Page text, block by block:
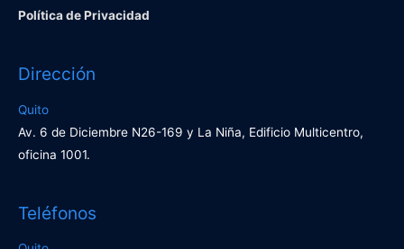
Política de Privacidad
Dirección
Quito
Av. 6 de Diciembre N26-169 y La Niña, Edificio Multicentro,
oficina 1001.
Teléfonos